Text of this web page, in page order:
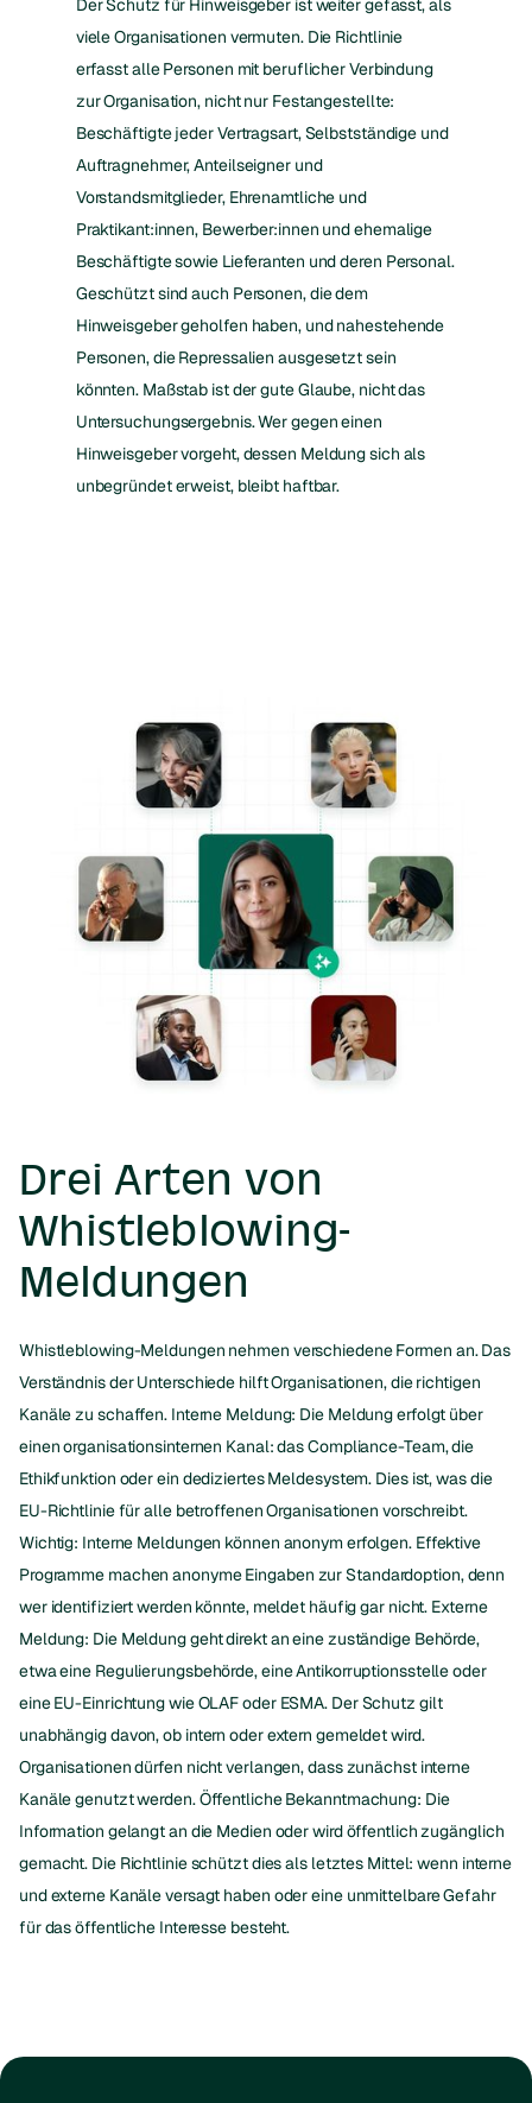
Der Schutz für Hinweisgeber ist weiter gefasst, als
viele Organisationen vermuten. Die Richtlinie
erfasst alle Personen mit beruflicher Verbindung
zur Organisation, nicht nur Festangestellte:
Beschäftigte jeder Vertragsart, Selbstständige und
Auftragnehmer, Anteilseigner und
Vorstandsmitglieder, Ehrenamtliche und
Praktikant:innen, Bewerber:innen und ehemalige
Beschäftigte sowie Lieferanten und deren Personal.
Geschützt sind auch Personen, die dem
Hinweisgeber geholfen haben, und nahestehende
Personen, die Repressalien ausgesetzt sein
könnten. Maßstab ist der gute Glaube, nicht das
Untersuchungsergebnis. Wer gegen einen
Hinweisgeber vorgeht, dessen Meldung sich als
unbegründet erweist, bleibt haftbar.
Drei Arten von
Whistleblowing-
Meldungen
Whistleblowing-Meldungen nehmen verschiedene Formen an. Das
Verständnis der Unterschiede hilft Organisationen, die richtigen
Kanäle zu schaffen. Interne Meldung: Die Meldung erfolgt über
einen organisationsinternen Kanal: das Compliance-Team, die
Ethikfunktion oder ein dediziertes Meldesystem. Dies ist, was die
EU-Richtlinie für alle betroffenen Organisationen vorschreibt.
Wichtig: Interne Meldungen können anonym erfolgen. Effektive
Programme machen anonyme Eingaben zur Standardoption, denn
wer identifiziert werden könnte, meldet häufig gar nicht. Externe
Meldung: Die Meldung geht direkt an eine zuständige Behörde,
etwa eine Regulierungsbehörde, eine Antikorruptionsstelle oder
eine EU-Einrichtung wie OLAF oder ESMA. Der Schutz gilt
unabhängig davon, ob intern oder extern gemeldet wird.
Organisationen dürfen nicht verlangen, dass zunächst interne
Kanäle genutzt werden. Öffentliche Bekanntmachung: Die
Information gelangt an die Medien oder wird öffentlich zugänglich
gemacht. Die Richtlinie schützt dies als letztes Mittel: wenn interne
und externe Kanäle versagt haben oder eine unmittelbare Gefahr
für das öffentliche Interesse besteht.